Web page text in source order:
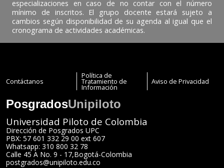
especializaciones en caso de no contar con el número
mínimo de inscritos. El grupo docente estará sujeto a
cambios según disponibilidad de su agenda al igual que el
cronograma de actividades académicas.
Contáctanos
Política de
Tratamiento de
Información
Aviso de Privacidad
PosgradosUnipiloto
Universidad Piloto de Colombia
Dirección de Posgrados UPC
PBX: 57 601 332 29 00 ext 607
Whatsapp: 310 800 32 78
Calle 45 A No. 9 - 17,Bogotá-Colombia
postgrados@unipiloto.edu.co